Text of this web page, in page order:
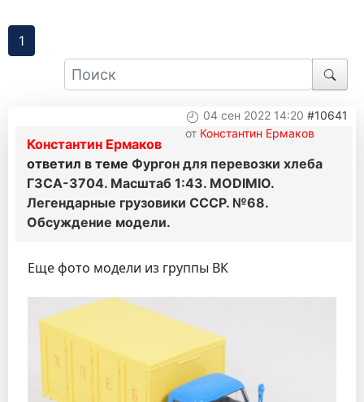
1
04 сен 2022 14:20 #10641
от Константин Ермаков
Константин Ермаков
ответил в теме Фургон для перевозки хлеба
ГЗСА-3704. Масштаб 1:43. MODIMIO.
Легендарные грузовики СССР. №68.
Обсуждение модели.
Еще фото модели из группы ВК